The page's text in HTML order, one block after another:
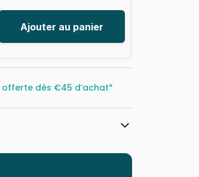
Ajouter au panier
offerte dès €45 d’achat*